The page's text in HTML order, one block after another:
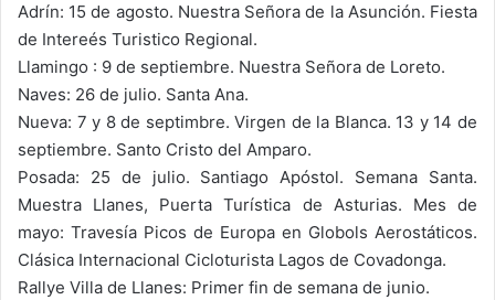
Adrín: 15 de agosto. Nuestra Señora de la Asunción. Fiesta
de Intereés Turistico Regional.
Llamingo : 9 de septiembre. Nuestra Señora de Loreto.
Naves: 26 de julio. Santa Ana.
Nueva: 7 y 8 de septimbre. Virgen de la Blanca. 13 y 14 de
septiembre. Santo Cristo del Amparo.
Posada: 25 de julio. Santiago Apóstol. Semana Santa.
Muestra Llanes, Puerta Turística de Asturias. Mes de
mayo: Travesía Picos de Europa en Globols Aerostáticos.
Clásica Internacional Cicloturista Lagos de Covadonga.
Rallye Villa de Llanes: Primer fin de semana de junio.